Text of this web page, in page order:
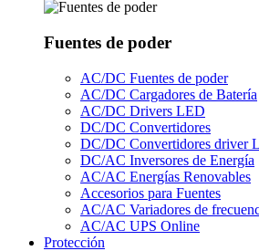
Fuentes de poder
AC/DC Fuentes de poder
AC/DC Cargadores de Batería
AC/DC Drivers LED
DC/DC Convertidores
DC/DC Convertidores driver
DC/AC Inversores de Energía
AC/AC Energías Renovables
Accesorios para Fuentes
AC/AC Variadores de
AC/AC UPS Online
Protección